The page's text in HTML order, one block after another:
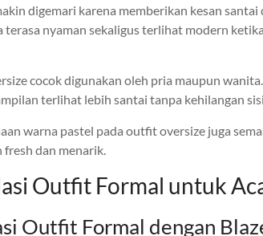
digemari karena memberikan kesan
terasa nyaman sekaligus terlihat modern
cocok digunakan oleh pria maupun
terlihat lebih santai tanpa kehilangan
warna pastel pada outfit oversize juga
dan menarik.
Outfit Formal untuk
Outfit Formal dengan